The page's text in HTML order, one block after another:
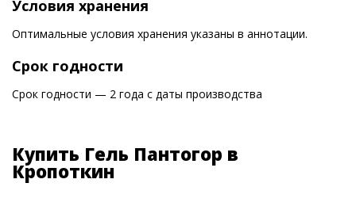
Условия хранения
Оптимальные условия хранения указаны в аннотации.
Срок годности
Срок годности — 2 года с даты производства
Купить Гель Пантогор в
Кропоткин